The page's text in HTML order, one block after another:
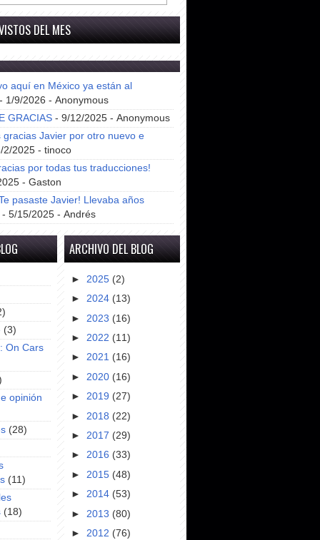
DEL MES
aquí en México ya están al
1/9/2026 - Anonymous
GRACIAS - 9/12/2025 - Anonymous
gracias Javier por otro nuevo e
2025 - tinoco
por todas tus traducciones!
- Gaston
pasaste Javier! Llevaba años
- 5/15/2025 - Andrés
(3)
On Cars
opinión
(28)
(11)
(18)
ARCHIVO DEL BLOG
► 2025 (2)
► 2024 (13)
► 2023 (16)
► 2022 (11)
► 2021 (16)
► 2020 (16)
► 2019 (27)
► 2018 (22)
► 2017 (29)
► 2016 (33)
► 2015 (48)
► 2014 (53)
► 2013 (80)
► 2012 (76)